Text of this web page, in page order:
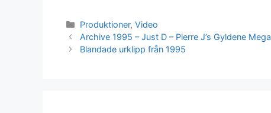
Kategorier
Produktioner,Video
Archive 1995 – Just D – Pierre J’s Gyldene
Blandade urklipp från 1995